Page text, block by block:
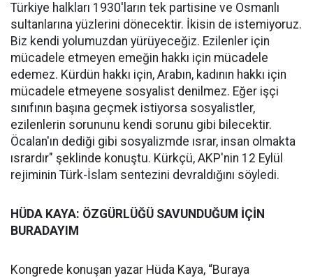
Türkiye halkları 1930'ların tek partisine ve Osmanlı
sultanlarına yüzlerini dönecektir. İkisin de istemiyoruz.
Biz kendi yolumuzdan yürüyeceğiz. Ezilenler için
mücadele etmeyen emeğin hakkı için mücadele
edemez. Kürdün hakkı için, Arabın, kadının hakkı için
mücadele etmeyene sosyalist denilmez. Eğer işçi
sınıfının başına geçmek istiyorsa sosyalistler,
ezilenlerin sorununu kendi sorunu gibi bilecektir.
Öcalan'ın dediği gibi sosyalizmde ısrar, insan olmakta
ısrardır" şeklinde konuştu. Kürkçü, AKP'nin 12 Eylül
rejiminin Türk-İslam sentezini devraldığını söyledi.
HÜDA KAYA: ÖZGÜRLÜĞÜ SAVUNDUĞUM İÇİN
BURADAYIM
Kongrede konuşan yazar Hüda Kaya, “Buraya